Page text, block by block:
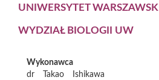
UNIWERSYTET WARSZAWSKI
WYDZIAŁ BIOLOGII UW
Wykonawca
dr
Takao Ishikawa